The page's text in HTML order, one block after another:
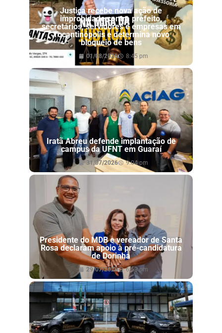
Justiça recebe nova ação de
improbidade contra prefeito,
secretários, servidores e empresas em
Tocantinópolis e determina novo
bloqueio de bens
01/08/2026 8:45 pm
Iratã Abreu defende implantação de
campus da UFNT em Guaraí
31/07/2026 9:04 pm
Presidente do MDB e vereador de Santa
Rosa declaram apoio à pré-candidatura
de Dorinha
29/07/2026 6:53 pm